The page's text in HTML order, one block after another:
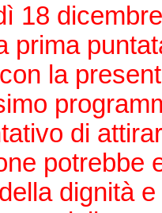
18
prima
la
di
potrebbe
dignità